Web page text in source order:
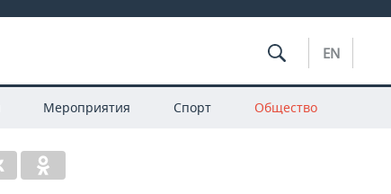
EN
Мероприятия Спорт Общество